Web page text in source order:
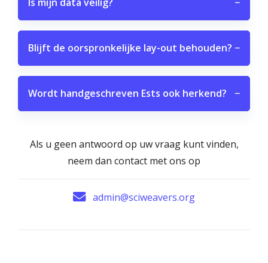
Blijft de oorspronkelijke lay-out behouden? −
Wordt handgeschreven Ests ook herkend? −
Als u geen antwoord op uw vraag kunt vinden,
neem dan contact met ons op
admin@sciweavers.org